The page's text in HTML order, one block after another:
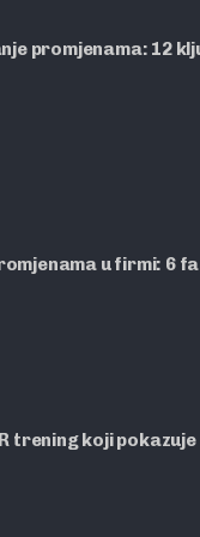
promjenama: 12
u firmi: 6
trening koji